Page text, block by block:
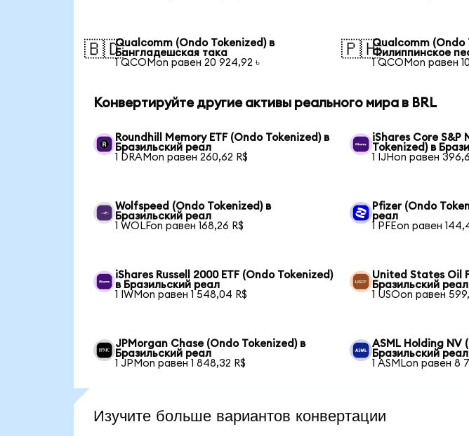
🇧🇩Qualcomm (Ondo Tokenized) в
Бангладешская така
1 QCOMon равен 20 924,92 ৳
🇵🇭Qualcomm (Ondo
Филиппинское
1 QCOMon равен
Конвертируйте другие активы реального мира в BRL
Roundhill Memory ETF (Ondo Tokenized) в
Бразильский реал
1 DRAMon равен 260,62 R$
iShares Core S&P
Tokenized) в
1 IJHon равен
Wolfspeed (Ondo Tokenized) в
Бразильский реал
1 WOLFon равен 168,26 R$
Pfizer (Ondo
реал
1 PFEon равен
iShares Russell 2000 ETF (Ondo Tokenized)
в Бразильский реал
1 IWMon равен 1 548,04 R$
United States Oil
Бразильский реал
1 USOon равен
JPMorgan Chase (Ondo Tokenized) в
Бразильский реал
1 JPMon равен 1 848,32 R$
ASML Holding NV
Бразильский реал
1 ASMLon равен 8
Изучите больше вариантов конвертации